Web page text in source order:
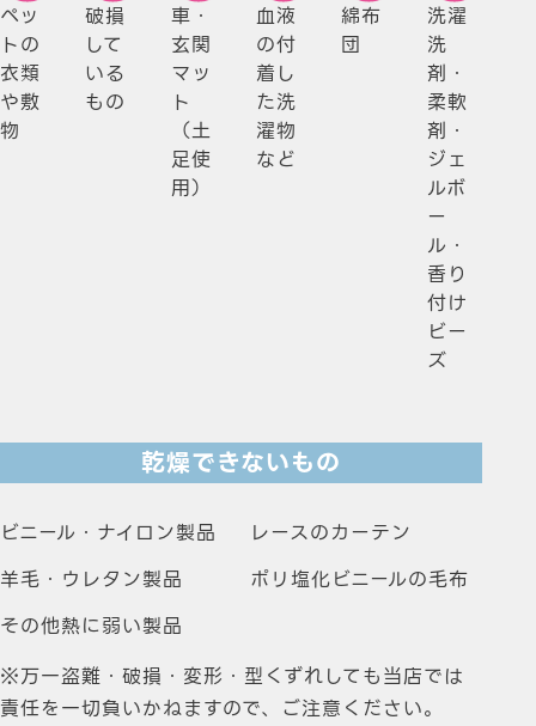
ペッ
トの
衣類
や敷
物
破損
して
いる
もの
車・
玄関
マッ
ト
（土
足使
用）
血液
の付
着し
た洗
濯物
など
綿布
団
洗濯
洗
剤・
柔軟
剤・
ジェ
ルボ
ー
ル・
香り
付け
ビー
ズ
乾燥できないもの
ビニール・ナイロン製品
レースのカーテン
羊毛・ウレタン製品
ポリ塩化ビニールの毛布
その他熱に弱い製品
※万一盗難・破損・変形・型くずれしても当店では
責任を一切負いかねますので、ご注意ください。